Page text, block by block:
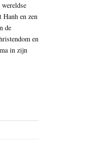
Hanh en zen
de
en
in zijn